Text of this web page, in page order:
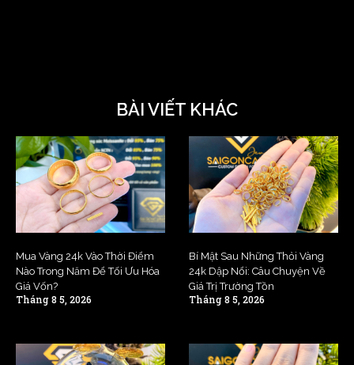
BÀI VIẾT KHÁC
Mua Vàng 24k Vào Thời Điểm
Nào Trong Năm Để Tối Ưu Hóa
Giá Vốn?
Tháng 8 5, 2026
Bí Mật Sau Những Thỏi Vàng
24k Dập Nổi: Câu Chuyện Về
Giá Trị Trường Tồn
Tháng 8 5, 2026